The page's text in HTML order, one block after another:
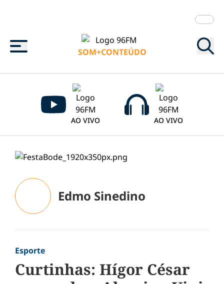
Menu
SOM+CONTEÚDO
AO VIVO AO VIVO
Edmo Sinedino
Esporte
Curtinhas: Hígor César